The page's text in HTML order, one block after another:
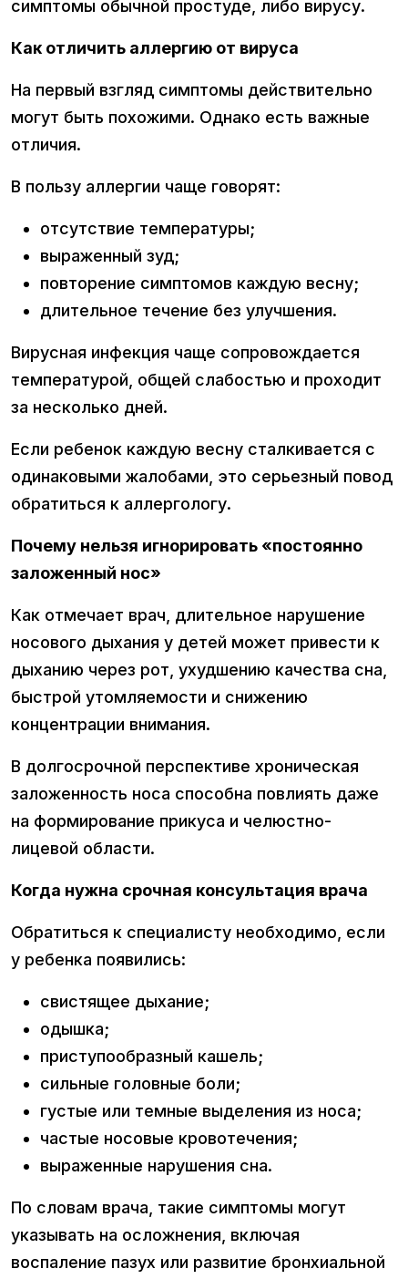
симптомы обычной простуде, либо вирусу.
Как отличить аллергию от вируса
На первый взгляд симптомы действительно
могут быть похожими. Однако есть важные
отличия.
В пользу аллергии чаще говорят:
отсутствие температуры;
выраженный зуд;
повторение симптомов каждую весну;
длительное течение без улучшения.
Вирусная инфекция чаще сопровождается
температурой, общей слабостью и проходит
за несколько дней.
Если ребенок каждую весну сталкивается с
одинаковыми жалобами, это серьезный повод
обратиться к аллергологу.
Почему нельзя игнорировать «постоянно
заложенный нос»
Как отмечает врач, длительное нарушение
носового дыхания у детей может привести к
дыханию через рот, ухудшению качества сна,
быстрой утомляемости и снижению
концентрации внимания.
В долгосрочной перспективе хроническая
заложенность носа способна повлиять даже
на формирование прикуса и челюстно-
лицевой области.
Когда нужна срочная консультация врача
Обратиться к специалисту необходимо, если
у ребенка появились:
свистящее дыхание;
одышка;
приступообразный кашель;
сильные головные боли;
густые или темные выделения из носа;
частые носовые кровотечения;
выраженные нарушения сна.
По словам врача, такие симптомы могут
указывать на осложнения, включая
воспаление пазух или развитие бронхиальной